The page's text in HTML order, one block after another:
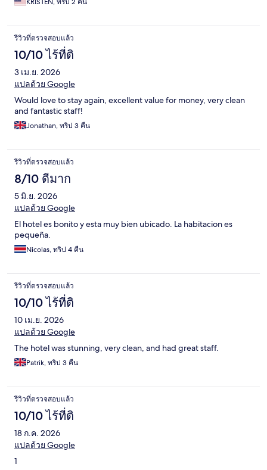
KRISTEN, ทริป 2 คืน
รีวิวที่ตรวจสอบแล้ว
10/10 ไร้ที่ติ
3 เม.ย. 2026
แปลด้วย Google
Would love to stay again, excellent value for money, very clean
and fantastic staff!
Jonathan, ทริป 3 คืน
รีวิวที่ตรวจสอบแล้ว
8/10 ดีมาก
5 มิ.ย. 2026
แปลด้วย Google
El hotel es bonito y esta muy bien ubicado. La habitacion es
pequeña.
Nicolas, ทริป 4 คืน
รีวิวที่ตรวจสอบแล้ว
10/10 ไร้ที่ติ
10 เม.ย. 2026
แปลด้วย Google
The hotel was stunning, very clean, and had great staff.
Patrik, ทริป 3 คืน
รีวิวที่ตรวจสอบแล้ว
10/10 ไร้ที่ติ
18 ก.ค. 2026
แปลด้วย Google
1